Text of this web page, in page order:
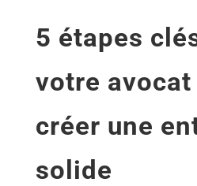
5 étapes
votre
créer une
solide